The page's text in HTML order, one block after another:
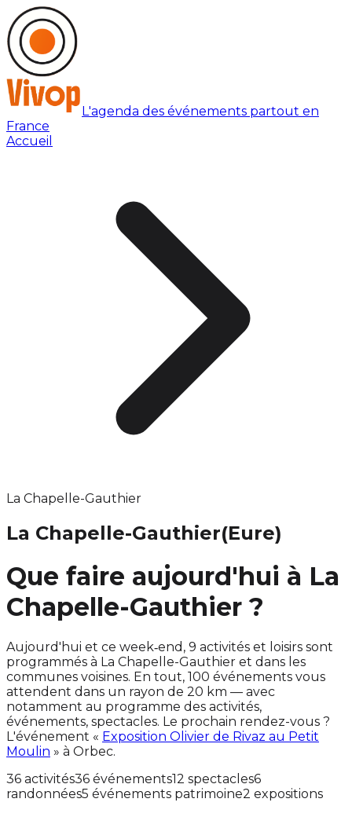
L'agenda des événements partout en
France
Accueil
La Chapelle-Gauthier
La Chapelle-Gauthier(Eure)
Que faire aujourd'hui à La
Chapelle-Gauthier ?
Aujourd'hui et ce week‑end, 9 activités et loisirs sont
programmés à La Chapelle-Gauthier et dans les
communes voisines. En tout, 100 événements vous
attendent dans un rayon de 20 km — avec
notamment au programme des activités,
événements, spectacles. Le prochain rendez-vous ?
L'événement « Exposition Olivier de Rivaz au Petit
Moulin » à Orbec.
36 activités36 événements12 spectacles6
randonnées5 événements patrimoine2 expositions